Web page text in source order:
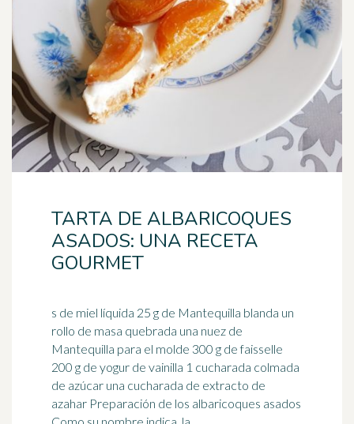
TARTA DE ALBARICOQUES
ASADOS: UNA RECETA
GOURMET
s de miel líquida 25 g de Mantequilla blanda un
rollo de masa quebrada una nuez de
Mantequilla para el molde 300 g de faisselle
200 g de yogur de vainilla 1 cucharada colmada
de azúcar una cucharada de extracto de
azahar Preparación de los albaricoques asados